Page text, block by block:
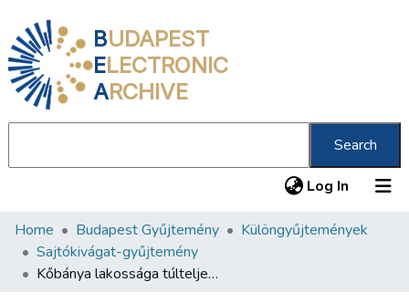
BUDAPEST
ELECTRONIC
ARCHIVE
Search
Log In (current)
Communities & Collections
All of DSpace
Home Budapest Gyűjtemény
Különgyűjtemények
Sajtókivágat-gyűjtemény
Kőbánya lakossága túlteljesítette a Fehér úti vágányépítésnél vállalt társadalmi munkát